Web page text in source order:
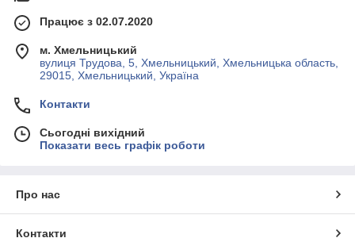
Працює з 02.07.2020
м. Хмельницький
вулиця Трудова, 5, Хмельницький, Хмельницька область,
29015, Хмельницький, Україна
Контакти
Сьогодні вихідний
Показати весь графік роботи
Про нас
Контакти